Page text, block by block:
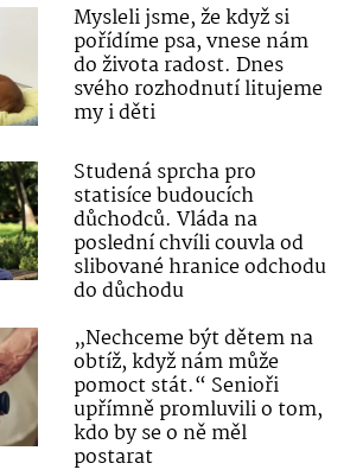
Mysleli jsme, že když si
pořídíme psa, vnese nám
do života radost. Dnes
svého rozhodnutí litujeme
my i děti
Studená sprcha pro
statisíce budoucích
důchodců. Vláda na
poslední chvíli couvla od
slibované hranice odchodu
do důchodu
„Nechceme být dětem na
obtíž, když nám může
pomoct stát.“ Senioři
upřímně promluvili o tom,
kdo by se o ně měl
postarat